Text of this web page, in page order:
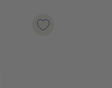
Marqueur le